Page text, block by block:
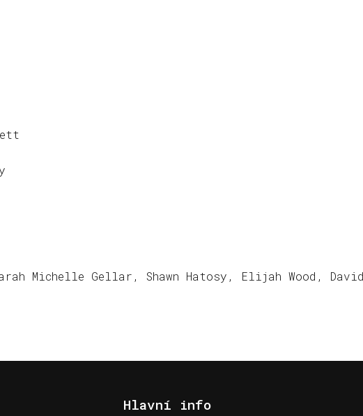
Michelle Gellar, Shawn Hatosy, Elijah Wood,
Hlavní info